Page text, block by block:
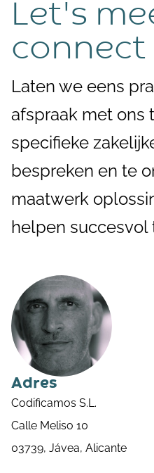
Let's
connect
Laten we eens
afspraak met ons
specifieke
bespreken en te
maatwerk
helpen succesvol
Adres
Codificamos S.L.
Calle Meliso 10
03739, Jávea, Alicante